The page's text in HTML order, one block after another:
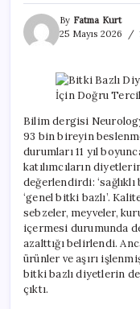
By Fatma Kurt
25 Mayıs 2026
Bilim dergisi
93 bin bireyin
durumları 11 yıl
katılımcıların
değerlendirdi: ‘sağlıklı
‘genel bitki bazlı’.
sebzeler, meyveler,
içermesi durumunda
azalttığı belirlendi.
ürünler ve aşırı
bitki bazlı diyetlerin
çıktı.